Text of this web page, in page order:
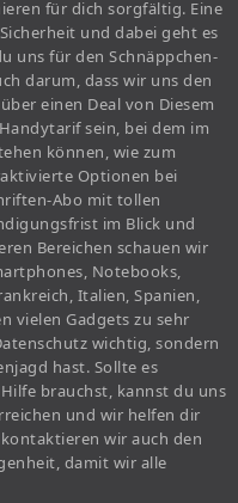
für dich sorgfältig. Eine
und dabei geht es
uns für den Schnäppchen-
darum, dass wir uns den
einen Deal von Diesem
sein, bei dem im
können, wie zum
Optionen bei
Abo mit tollen
im Blick und
Bereichen schauen wir
Notebooks,
Italien, Spanien,
vielen Gadgets zu sehr
wichtig, sondern
hast. Sollte es
brauchst, kannst du uns
und wir helfen dir
wir auch den
damit wir alle